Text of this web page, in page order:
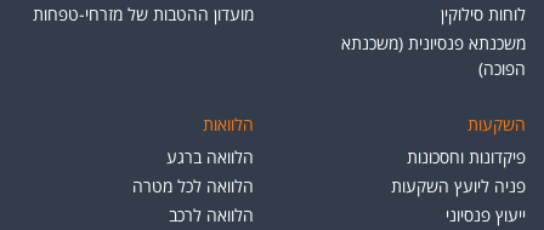
לוחות סילוקין
משכנתא פנסיונית (משכנתא
הפוכה)
מועדון ההטבות של מזרחי-טפחות
השקעות
פיקדונות וחסכונות
פניה ליועץ השקעות
ייעוץ פנסיוני
הלוואות
הלוואה ברגע
הלוואה לכל מטרה
הלוואה לרכב